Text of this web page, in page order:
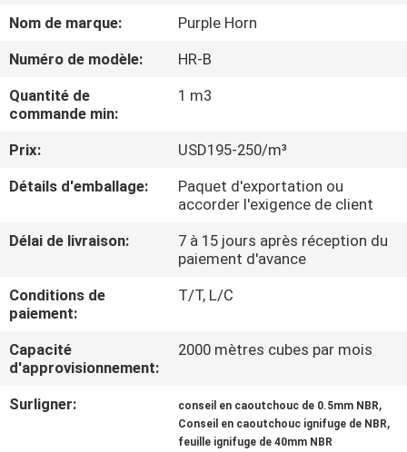
AU
SUJET
NOUS
D'USINE
CONTRÔLE
DE
QUALITÉ
CONTACTEZ-
NOUS
Nom de marque:
Purple Horn
Numéro de modèle:
HR-B
Quantité de
commande min:
1 m3
Prix:
USD195-250/m³
Détails d'emballage:
Paquet d'exportation ou
accorder l'exigence de client
Délai de livraison:
7 à 15 jours après réception du
paiement d'avance
Conditions de
paiement:
T/T, L/C
Capacité
d'approvisionnement:
2000 mètres cubes par mois
Surligner: conseil en caoutchouc de 0.5mm NBR,
Conseil en caoutchouc ignifuge de NBR,
feuille ignifuge de 40mm NBR